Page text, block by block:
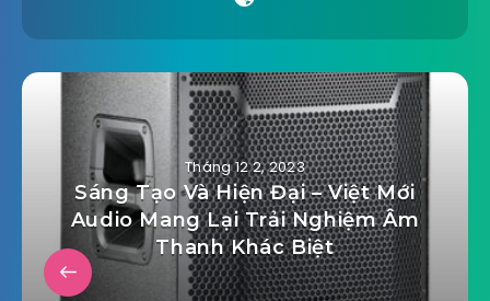
Tháng 12 2, 2023
Sáng Tạo Và Hiện Đại – Việt Mới
Audio Mang Lại Trải Nghiệm Âm
Thanh Khác Biệt